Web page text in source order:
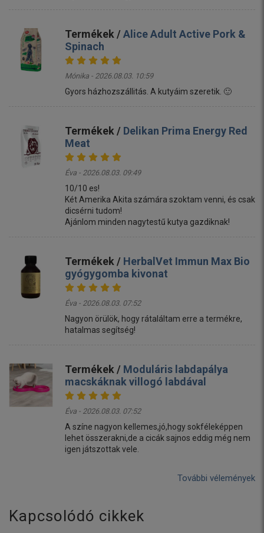
Termékek /Alice Adult Active Pork &
Spinach
Mónika - 2026.08.03. 10:59
Gyors házhozszállitás. A kutyáim szeretik. 🙂
Termékek / Delikan Prima Energy Red
Meat
Éva - 2026.08.03. 09:49
10/10 es!
Két Amerika Akita számára szoktam venni, és csak
dicsérni tudom!
Ajánlom minden nagytestű kutya gazdiknak!
Termékek / HerbalVet Immun Max Bio
gyógygomba kivonat
Éva - 2026.08.03. 07:52
Nagyon örülök, hogy rátaláltam erre a termékre,
hatalmas segítség!
Termékek / Moduláris labdapálya
macskáknak villogó labdával
Éva - 2026.08.03. 07:52
A színe nagyon kellemes,jó,hogy sokféleképpen
lehet összerakni,de a cicák sajnos eddig még nem
igen játszottak vele.
További vélemények
Kapcsolódó cikkek